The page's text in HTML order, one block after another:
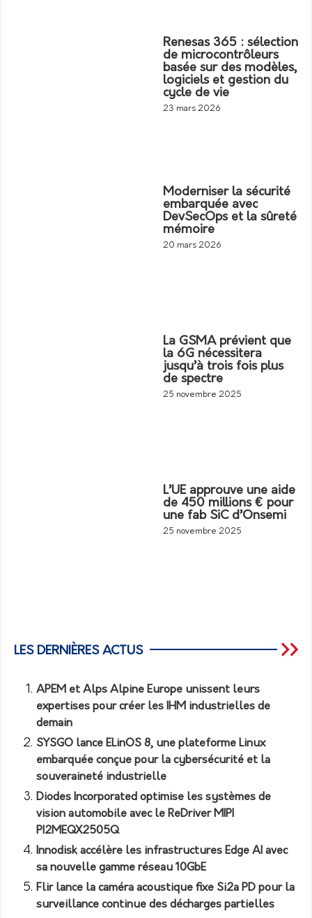
Renesas 365 : sélection
de microcontrôleurs
basée sur des modèles,
logiciels et gestion du
cycle de vie
23 mars 2026
Moderniser la sécurité
embarquée avec
DevSecOps et la sûreté
mémoire
20 mars 2026
La GSMA prévient que
la 6G nécessitera
jusqu’à trois fois plus
de spectre
25 novembre 2025
L’UE approuve une aide
de 450 millions € pour
une fab SiC d’Onsemi
25 novembre 2025
LES DERNIÈRES ACTUS
APEM et Alps Alpine Europe unissent leurs
expertises pour créer les IHM industrielles de
demain
SYSGO lance ELinOS 8, une plateforme Linux
embarquée conçue pour la cybersécurité et la
souveraineté industrielle
Diodes Incorporated optimise les systèmes de
vision automobile avec le ReDriver MIPI
PI2MEQX2505Q
Innodisk accélère les infrastructures Edge AI avec
sa nouvelle gamme réseau 10GbE
Flir lance la caméra acoustique fixe Si2a PD pour la
surveillance continue des décharges partielles